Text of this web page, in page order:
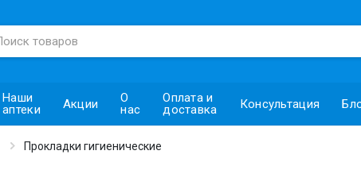
Наши
аптеки
Акции
О
нас
Оплата и
доставка
Консультация
Прокладки гигиенические